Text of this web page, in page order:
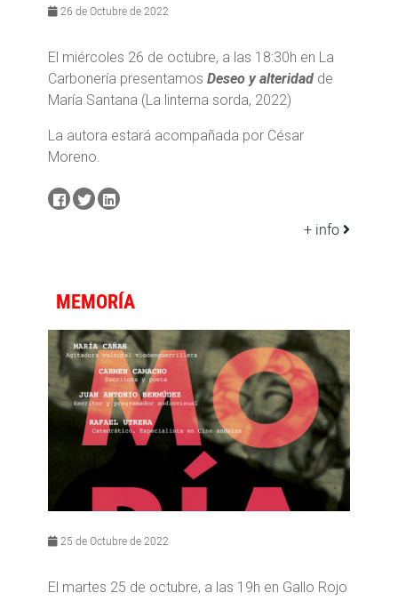
26 de Octubre de 2022
El miércoles 26 de octubre, a las 18:30h en La
Carbonería presentamos Deseo y alteridad de
María Santana (La linterna sorda, 2022)
La autora estará acompañada por César
Moreno.
+ info
MEMORÍA
25 de Octubre de 2022
El martes 25 de octubre, a las 19h en Gallo Rojo